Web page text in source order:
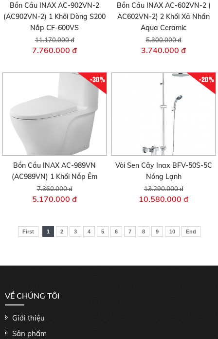
Bồn Cầu INAX AC-902VN-2
(AC902VN-2) 1 Khối Dòng S200
Nắp CF-600VS
11.170.000 đ
7.760.000 đ
Bồn Cầu INAX AC-602VN-2 (
AC602VN-2) 2 Khối Xả Nhấn
Aqua Ceramic
5.300.000 đ
3.740.000 đ
-30%
Bồn Cầu INAX AC-989VN
(AC989VN) 1 Khối Nắp Êm
7.360.000 đ
5.170.000 đ
-20%
Vòi Sen Cây Inax BFV-50S-5C
Nóng Lạnh
13.290.000 đ
10.580.000 đ
First 1 2 3 4 5 6 7 8 9 10 End
VỀ CHÚNG TÔI
Giới thiệu
Sản phẩm